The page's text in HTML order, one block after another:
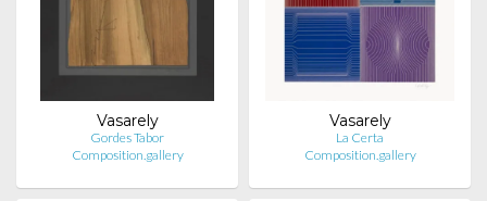
Vasarely
Gordes Tabor
Composition.gallery
Vasarely
La Certa
Composition.gallery